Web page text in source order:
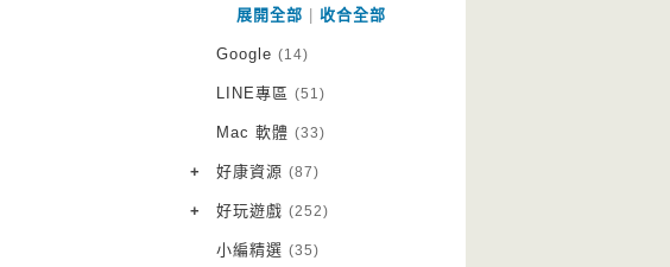
展開全部 收合全部
Google (14)
LINE專區 (51)
Mac 軟體 (33)
+ 好康資源 (87)
VPN 翻牆
免費資源
+ 好玩遊戲 (252)
Android 遊戲
小編精選 (35)